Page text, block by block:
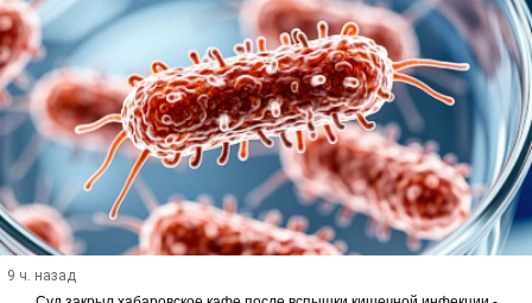
9 ч. назад